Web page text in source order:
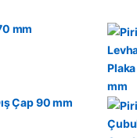
mm
Çap 90 mm